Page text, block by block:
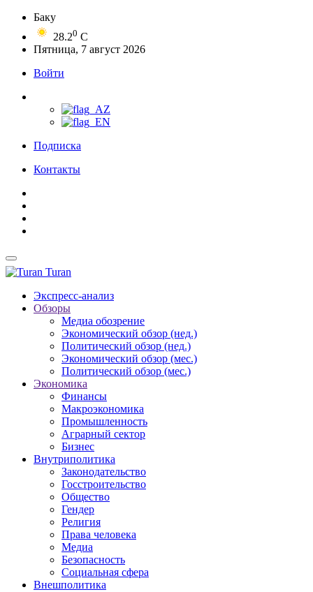
Баку
28.20 C
Пятница, 7 август 2026
Войти
Подписка
Контакты
Turan
Экспресс-анализ
Обзоры
Медиа обозрение
Экономический обзор (нед.)
Политический обзор (нед.)
Экономический обзор (мес.)
Политический обзор (мес.)
Экономика
Финансы
Макроэкономика
Промышленность
Аграрный сектор
Бизнес
Внутриполитика
Законодательство
Госстроительство
Общество
Гендер
Религия
Права человека
Медиа
Безопасность
Социальная сфера
Внешполитика